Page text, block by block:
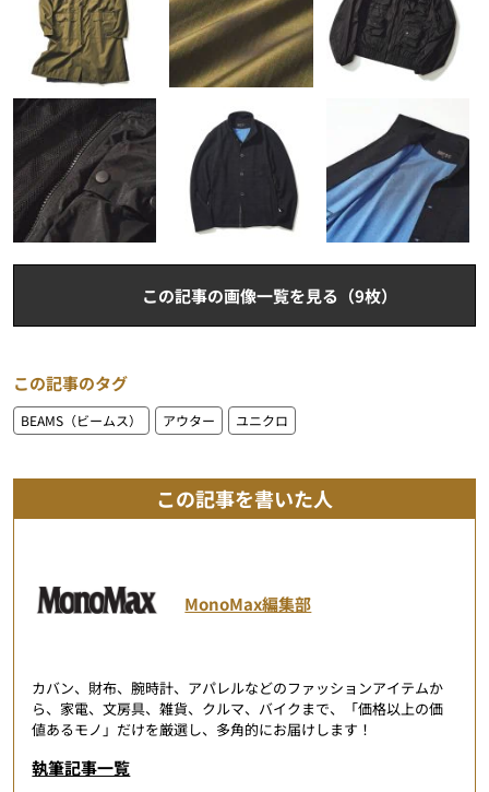
この記事の画像一覧を見る（9枚）
この記事のタグ
BEAMS（ビームス） アウター ユニクロ
この記事を書いた人
MonoMax編集部
カバン、財布、腕時計、アパレルなどのファッションアイテムか
ら、家電、文房具、雑貨、クルマ、バイクまで、「価格以上の価
値あるモノ」だけを厳選し、多角的にお届けします！
執筆記事一覧